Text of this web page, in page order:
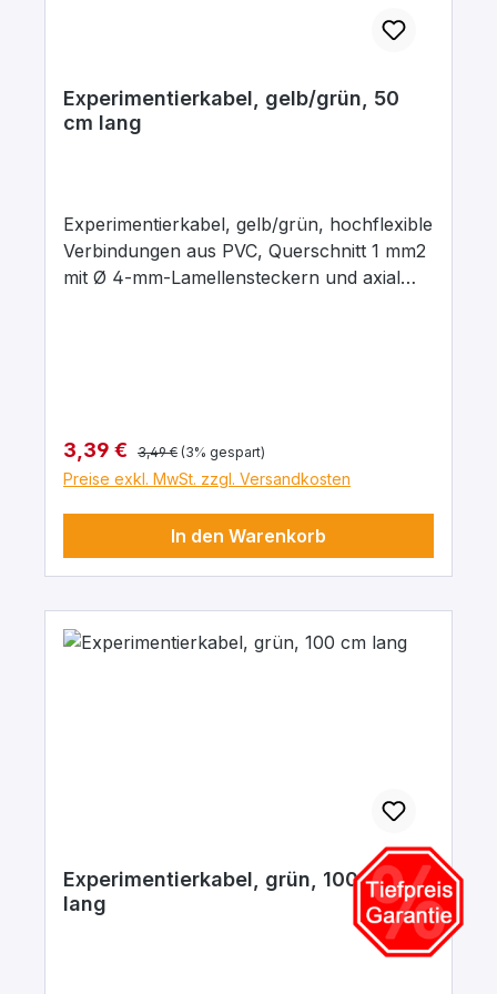
Experimentierkabel, gelb/grün, 50
cm lang
Experimentierkabel, gelb/grün, hochflexible
Verbindungen aus PVC, Querschnitt 1 mm2
mit Ø 4-mm-Lamellensteckern und axial
mΩ. Arbeitstemperatur -10 … + 70°C.
Verkaufspreis:
3,39 € Regulärer Preis:
3,49 € (3% gespart)
Preise exkl. MwSt. zzgl. Versandkosten
In den Warenkorb
Experimentierkabel, grün, 100 cm
lang